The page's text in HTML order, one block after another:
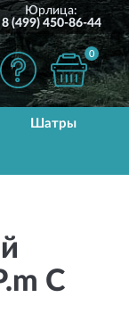
ДО 2 ЛЕТ
Юрлица:
8 (499) 450-86-44
0
Шатры
С